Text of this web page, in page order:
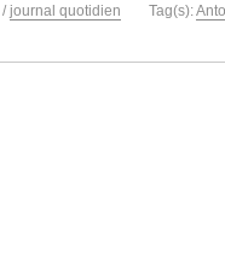
/ journal quotidien Tag(s):